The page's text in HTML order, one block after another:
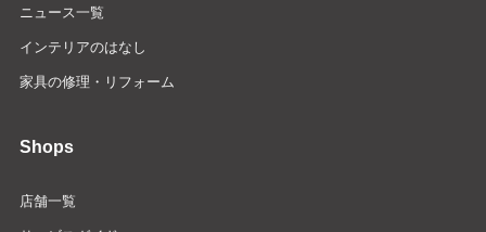
ニュース一覧
インテリアのはなし
家具の修理・リフォーム
Shops
店舗一覧